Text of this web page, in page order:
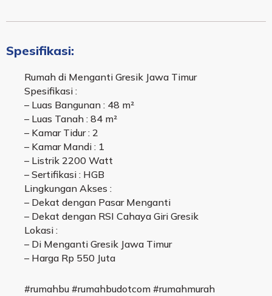
Spesifikasi:
Rumah di Menganti Gresik Jawa Timur
Spesifikasi :
– Luas Bangunan : 48 m²
– Luas Tanah : 84 m²
– Kamar Tidur : 2
– Kamar Mandi : 1
– Listrik 2200 Watt
– Sertifikasi : HGB
Lingkungan Akses :
– Dekat dengan Pasar Menganti
– Dekat dengan RSI Cahaya Giri Gresik
Lokasi :
– Di Menganti Gresik Jawa Timur
– Harga Rp 550 Juta
#rumahbu #rumahbudotcom #rumahmurah